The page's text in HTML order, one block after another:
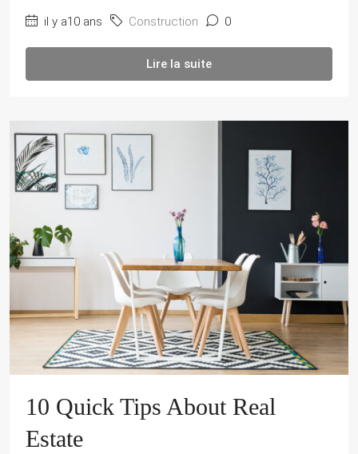
il y a10 ans Construction 0
Lire la suite
10 Quick Tips About Real
Estate